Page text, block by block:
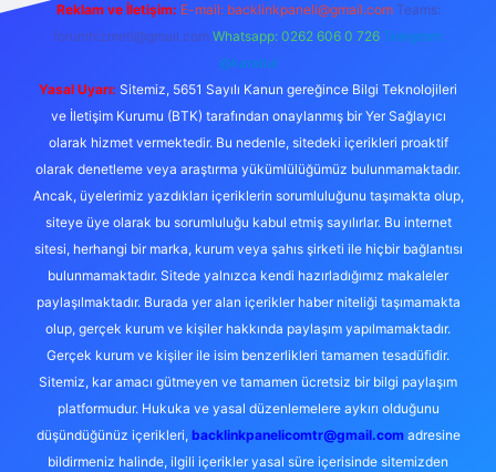
Reklam ve İletişim: E-mail: backlinkpaneli@gmail.com Teams:
forumhizmeti@gmail.com Whatsapp: 0262 606 0 726 Telegram:
@karabul
Yasal Uyarı: Sitemiz, 5651 Sayılı Kanun gereğince Bilgi Teknolojileri
ve İletişim Kurumu (BTK) tarafından onaylanmış bir Yer Sağlayıcı
olarak hizmet vermektedir. Bu nedenle, sitedeki içerikleri proaktif
olarak denetleme veya araştırma yükümlülüğümüz bulunmamaktadır.
Ancak, üyelerimiz yazdıkları içeriklerin sorumluluğunu taşımakta olup,
siteye üye olarak bu sorumluluğu kabul etmiş sayılırlar. Bu internet
sitesi, herhangi bir marka, kurum veya şahıs şirketi ile hiçbir bağlantısı
bulunmamaktadır. Sitede yalnızca kendi hazırladığımız makaleler
paylaşılmaktadır. Burada yer alan içerikler haber niteliği taşımamakta
olup, gerçek kurum ve kişiler hakkında paylaşım yapılmamaktadır.
Gerçek kurum ve kişiler ile isim benzerlikleri tamamen tesadüfidir.
Sitemiz, kar amacı gütmeyen ve tamamen ücretsiz bir bilgi paylaşım
platformudur. Hukuka ve yasal düzenlemelere aykırı olduğunu
düşündüğünüz içerikleri, backlinkpanelicomtr@gmail.comadresine
bildirmeniz halinde, ilgili içerikler yasal süre içerisinde sitemizden